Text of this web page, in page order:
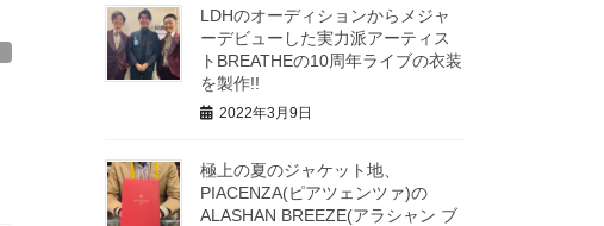
LDHのオーディションからメジャ
ーデビューした実力派アーティス
トBREATHEの10周年ライブの衣装
を製作!!
2022年3月9日
極上の夏のジャケット地、
PIACENZA(ピアツェンツァ)の
ALASHAN BREEZE(アラシャン ブ